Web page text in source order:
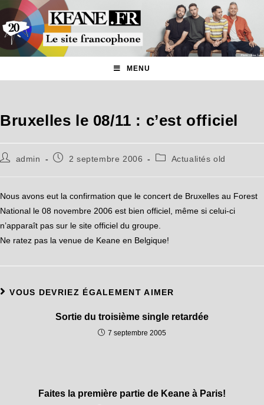
MENU
Bruxelles le 08/11 : c’est officiel
admin 2 septembre 2006 Actualités old
Nous avons eut la confirmation que le concert de Bruxelles au Forest
National le 08 novembre 2006 est bien officiel, même si celui-ci
n’apparaît pas sur le site officiel du groupe.
Ne ratez pas la venue de Keane en Belgique!
VOUS DEVRIEZ ÉGALEMENT AIMER
Sortie du troisième single retardée
7 septembre 2005
Faites la première partie de Keane à Paris!